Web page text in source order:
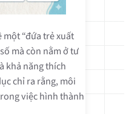
“đứa trẻ xuất
mà còn nằm ở tư
khả năng thích
chỉ ra rằng, môi
việc hình thành